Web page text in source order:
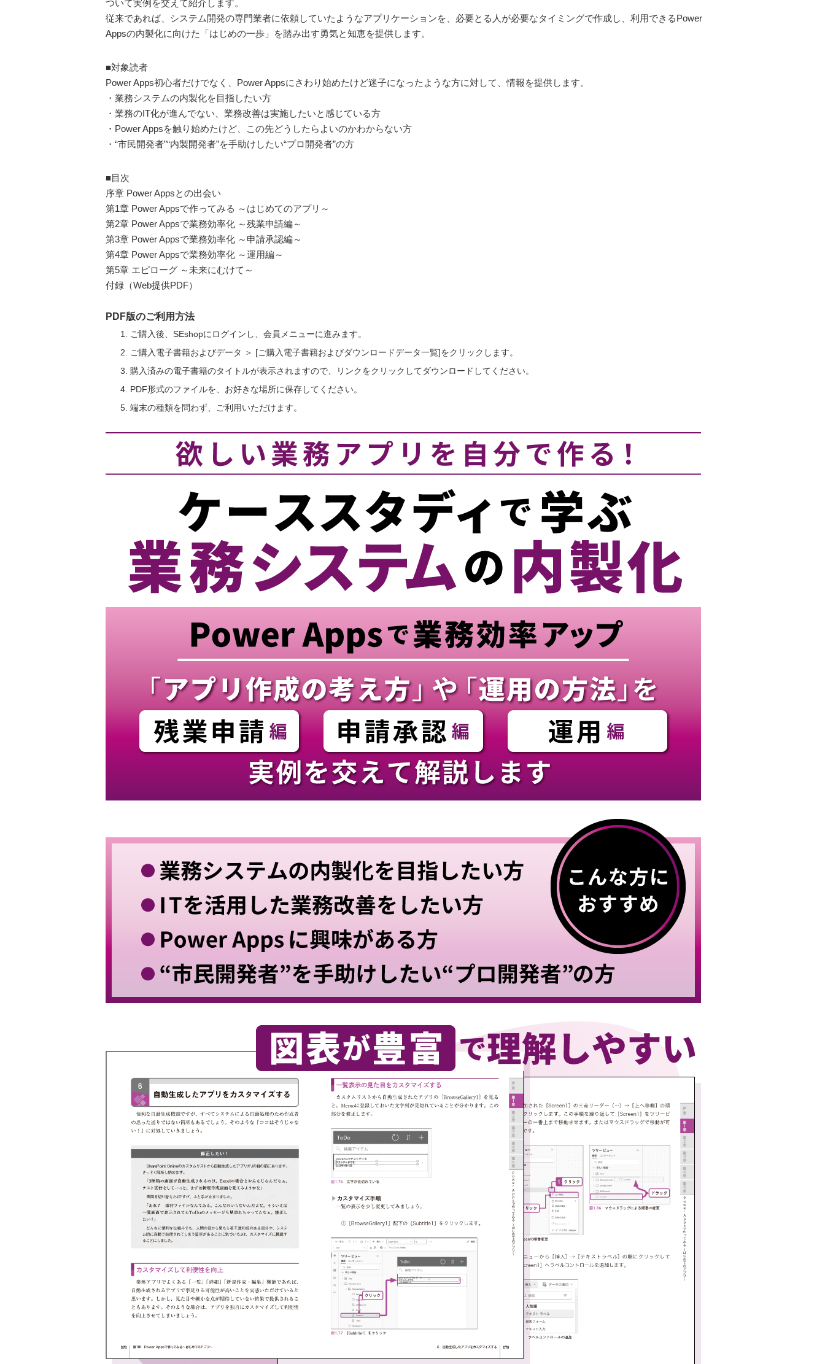
ついて実例を交えて紹介します。
従来であれば、システム開発の専門業者に依頼していたようなアプリケーションを、必要とる人が必要なタイミングで作成し、利用できるPower
Appsの内製化に向けた「はじめの一歩」を踏み出す勇気と知恵を提供します。
■対象読者
Power Apps初心者だけでなく、Power Appsにさわり始めたけど迷子になったような方に対して、情報を提供します。
・業務システムの内製化を目指したい方
・業務のIT化が進んでない、業務改善は実施したいと感じている方
・Power Appsを触り始めたけど、この先どうしたらよいのかわからない方
・“市民開発者”“内製開発者”を手助けしたい“プロ開発者”の方
■目次
序章 Power Appsとの出会い
第1章 Power Appsで作ってみる ～はじめてのアプリ～
第2章 Power Appsで業務効率化 ～残業申請編～
第3章 Power Appsで業務効率化 ～申請承認編～
第4章 Power Appsで業務効率化 ～運用編～
第5章 エピローグ ～未来にむけて～
付録（Web提供PDF）
PDF版のご利用方法
ご購入後、SEshopにログインし、会員メニューに進みます。
ご購入電子書籍およびデータ ＞ [ご購入電子書籍およびダウンロードデータ一覧]をクリックします。
購入済みの電子書籍のタイトルが表示されますので、リンクをクリックしてダウンロードしてください。
PDF形式のファイルを、お好きな場所に保存してください。
端末の種類を問わず、ご利用いただけます。